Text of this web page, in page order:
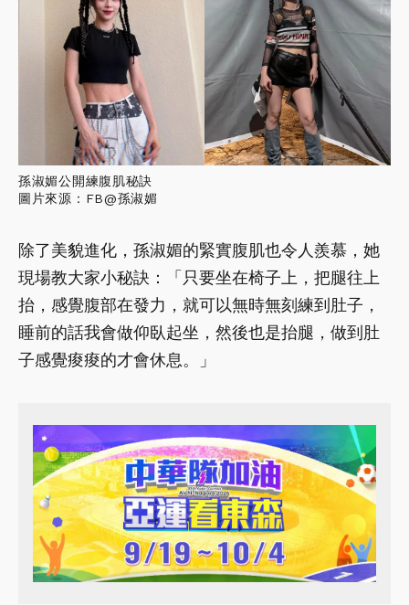
孫淑媚公開練腹肌秘訣
圖片來源：FB@孫淑媚
除了美貌進化，孫淑媚的緊實腹肌也令人羨慕，她
現場教大家小秘訣：「只要坐在椅子上，把腿往上
抬，感覺腹部在發力，就可以無時無刻練到肚子，
睡前的話我會做仰臥起坐，然後也是抬腿，做到肚
子感覺痠痠的才會休息。」